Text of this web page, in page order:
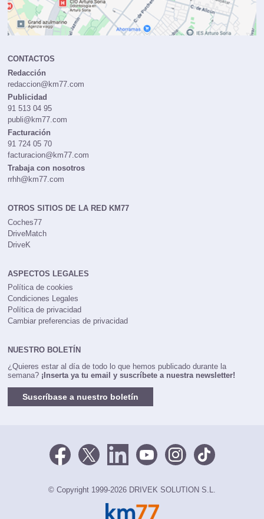
CONTACTOS
Redacción
redaccion@km77.com
Publicidad
91 513 04 95
publi@km77.com
Facturación
91 724 05 70
facturacion@km77.com
Trabaja con nosotros
rrhh@km77.com
OTROS SITIOS DE LA RED KM77
Coches77
DriveMatch
DriveK
ASPECTOS LEGALES
Política de cookies
Condiciones Legales
Política de privacidad
Cambiar preferencias de privacidad
NUESTRO BOLETÍN
¿Quieres estar al día de todo lo que hemos publicado durante la
semana? ¡Inserta ya tu email y suscríbete a nuestra newsletter!
Suscríbase a nuestro boletín
© Copyright 1999-2026 DRIVEK SOLUTION S.L.